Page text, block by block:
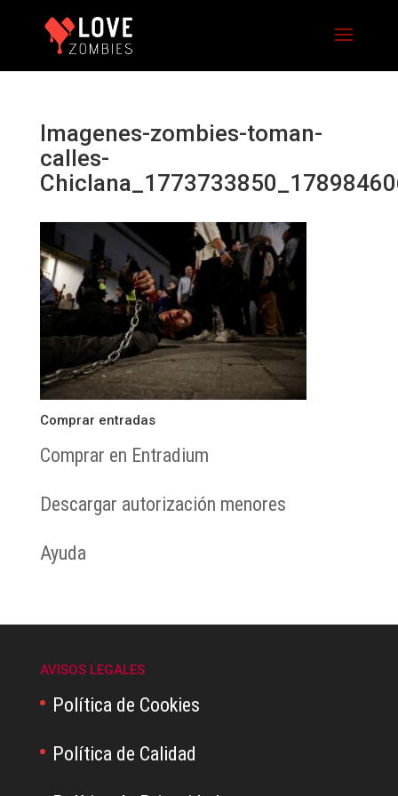
Imagenes-zombies-toman-
calles-
Comprar entradas
Comprar en Entradium
Descargar autorización menores
Ayuda
AVISOS LEGALES
Política de Cookies
Política de Calidad